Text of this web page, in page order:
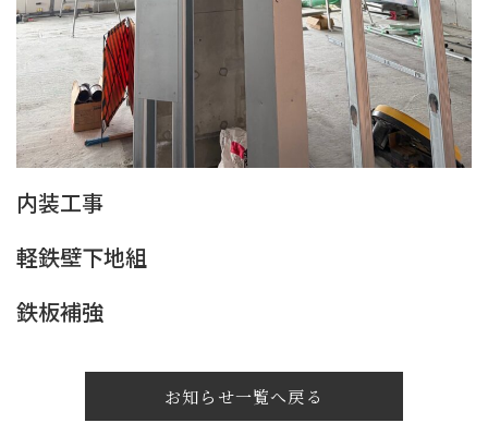
内装工事
軽鉄壁下地組
鉄板補強
お知らせ一覧へ戻る